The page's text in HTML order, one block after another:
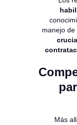
manejo de
Más